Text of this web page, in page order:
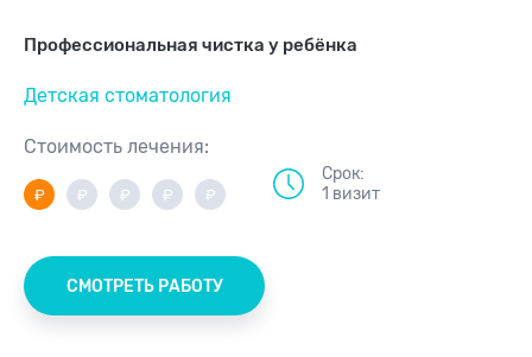
Профессиональная чистка у ребёнка
Детская стоматология
Стоимость лечения:
Срок:
1 визит
СМОТРЕТЬ РАБОТУ